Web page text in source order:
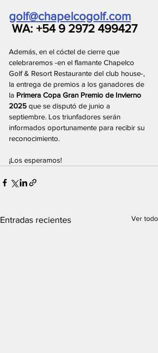
golf@chapelcogolf.com
WA: +54 9 2972 499427
Además, en el cóctel de cierre que
celebraremos -en el flamante Chapelco
Golf & Resort Restaurante del club house-,
la entrega de premios a los ganadores de
la Primera Copa Gran Premio de Invierno
2025 que se disputó de junio a
septiembre. Los triunfadores serán
informados oportunamente para recibir su
reconocimiento.
¡Los esperamos!
Entradas recientes Ver todo